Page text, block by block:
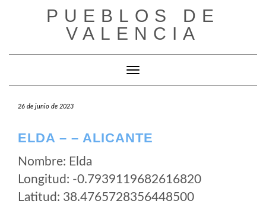
PUEBLOS DE
VALENCIA
Cambiar modo de navegación
26 de junio de 2023
ELDA – – ALICANTE
Nombre: Elda
Longitud: -0.7939119682616820
Latitud: 38.4765728356448500